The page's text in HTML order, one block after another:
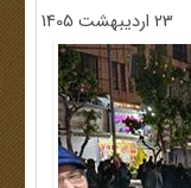
23 اردیبهشت 1405